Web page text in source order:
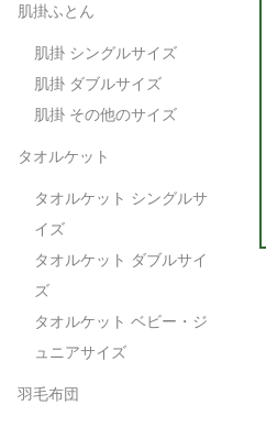
肌掛ふとん
肌掛 シングルサイズ
肌掛 ダブルサイズ
肌掛 その他のサイズ
タオルケット
タオルケット シングルサ
イズ
タオルケット ダブルサイ
ズ
タオルケット ベビー・ジ
ュニアサイズ
羽毛布団